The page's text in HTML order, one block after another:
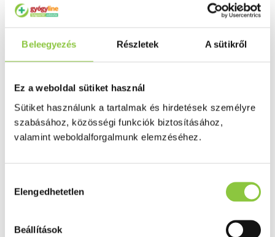
Beleegyezés Részletek A sütikről
Ez a weboldal sütiket használ
Sütiket használunk a tartalmak és hirdetések személyre
szabásához, közösségi funkciók biztosításához,
valamint weboldalforgalmunk elemzéséhez.
kiválasztása
Elengedhetetlen
Beállítások
Női problémák
Betétek, tamponok
Klimax
Fogamzásgátlás, síkosítók, potencia
Fertőzések, hüvelyflóra helyreállítás
Inkontinencia
Prosztata
Potencia
Vérnyomás és szív gyógyszerei